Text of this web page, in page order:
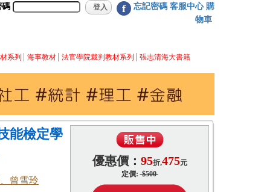
碼 f 忘記密碼 客服中心 購
物車
系列 海事教材 法官學院裁判教材系列 張志清海大書籍
能檢定學
曾雪玲
優惠價： 95折,475元
定價:$500